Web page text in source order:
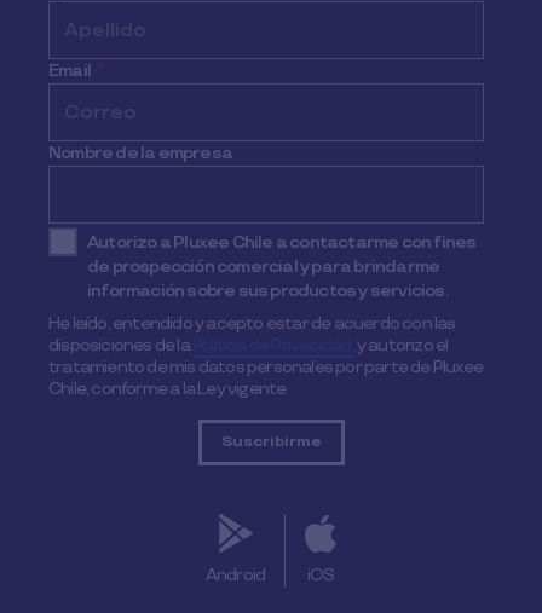
Email *
Nombre de la empresa
Autorizo a Pluxee Chile a contactarme con fines
de prospección comercial y para brindarme
información sobre sus productos y servicios.
He leído, entendido y acepto estar de acuerdo con las
disposiciones de laPolítica de Privacidad,y autorizo el
tratamiento de mis datos personales por parte de Pluxee
Chile, conforme a la Ley vigente
Android iOS